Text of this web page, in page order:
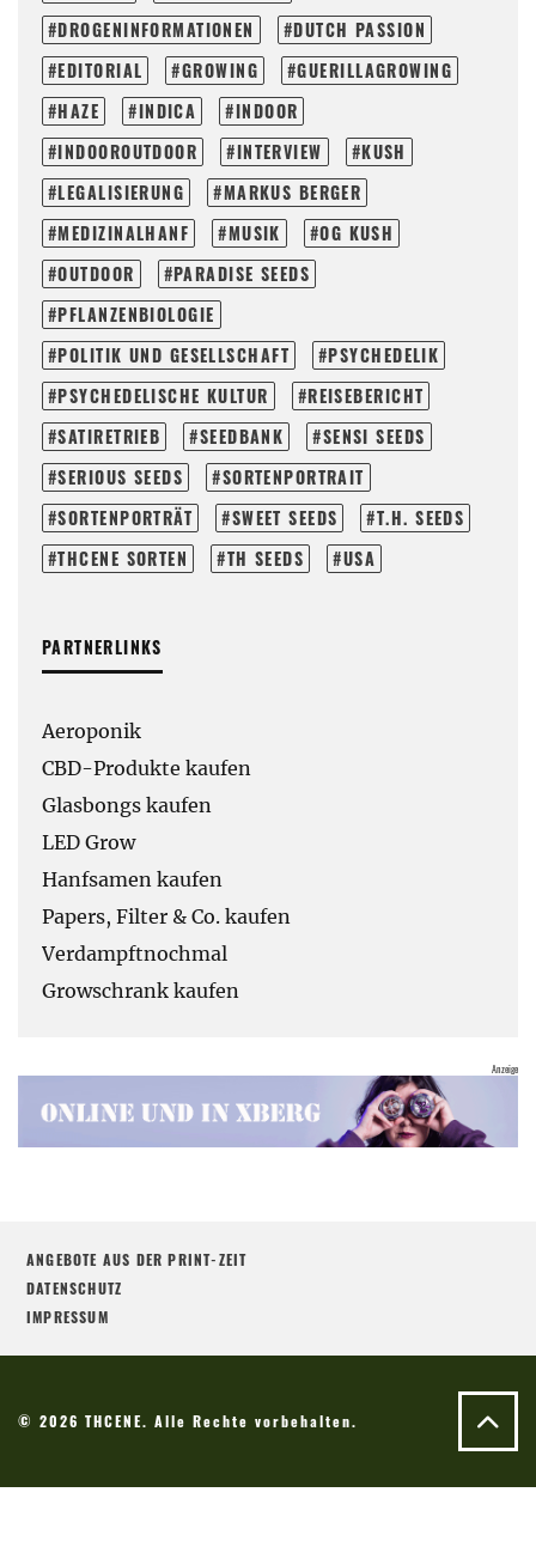
DROGENINFORMATIONEN
DUTCH PASSION
EDITORIAL
GROWING
GUERILLAGROWING
HAZE
INDICA
INDOOR
INDOOROUTDOOR
INTERVIEW
KUSH
LEGALISIERUNG
MARKUS BERGER
MEDIZINALHANF
MUSIK
OG KUSH
OUTDOOR
PARADISE SEEDS
PFLANZENBIOLOGIE
POLITIK UND GESELLSCHAFT
PSYCHEDELIK
PSYCHEDELISCHE KULTUR
REISEBERICHT
SATIRETRIEB
SEEDBANK
SENSI SEEDS
SERIOUS SEEDS
SORTENPORTRAIT
SORTENPORTRÄT
SWEET SEEDS
T.H. SEEDS
THCENE SORTEN
TH SEEDS USA
PARTNERLINKS
Aeroponik
CBD-Produkte kaufen
Glasbongs kaufen
LED Grow
Hanfsamen kaufen
Papers, Filter & Co. kaufen
Verdampftnochmal
Growschrank kaufen
ANGEBOTE AUS DER PRINT-ZEIT
DATENSCHUTZ
IMPRESSUM
© 2026 THCENE. Alle Rechte vorbehalten.